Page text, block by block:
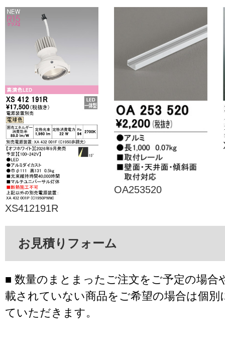
XS412191R
OA253520
お見積りフォーム
■ 数量のまとまったご注文をご予定の場合
載されていない商品をご希望の場合は個別
ていただきます。